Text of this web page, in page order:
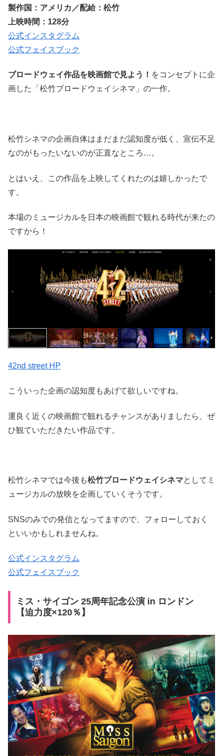
製作国：アメリカ／配給：松竹
上映時間：128分
公式インスタグラム
公式フェイスブック
ブロードウェイ作品を映画館で見よう！ をコンセプトに企
画した「松竹ブロードウェイシネマ」の一作。
松竹シネマの企画自体はまだまだ認知度が低く、宣伝不足
なのがもったいないのが正直なところ…。
とはいえ、この作品を上映してくれたのは嬉しかったで
す。
本場のミュージカルを日本の映画館で観れる時代が来たの
ですから！
42nd street HP
こういった企画の認知度もあげて欲しいですね。
運良く近くの映画館で観れるチャンスがありましたら、ぜ
ひ観ていただきたい作品です。
松竹シネマでは今後も松竹ブロードウェイシネマとしてミ
ュージカルの放映を企画していくそうです。
SNSのみでの発信となってますので、フォローしておく
といいかもしれませんね。
公式インスタグラム
公式フェイスブック
ミス・サイゴン 25周年記念公演 in ロンドン
【迫力度×120％】